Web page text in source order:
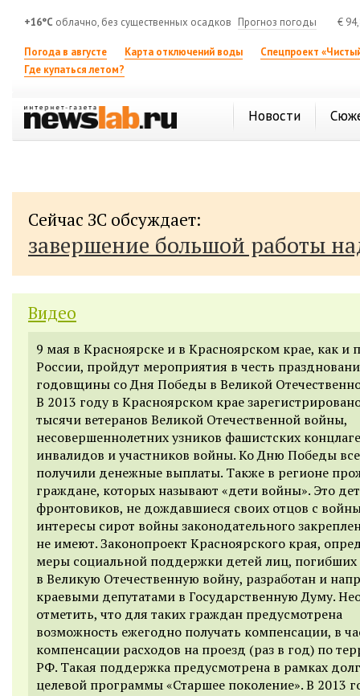
+16°C облачно, без существенных осадков Прогноз погоды €
Погода в августе Карта отключений воды
Спецпроект
Где купаться летом?
Новости
Сейчас ЗС обсуждает:
завершение большой работы
Видео
9 мая в Красноярске и в Красноярском крае, как и
России, пройдут мероприятия в честь
годовщины со Дня Победы в Великой
В 2013 году в Красноярском крае
тысячи ветеранов Великой Отечественной войны,
несовершеннолетних узников фашистских
инвалидов и участников войны. Ко Дню Победы
получили денежные выплаты. Также в регионе
граждане, которых называют «дети войны». Это
фронтовиков, не дождавшиеся своих отцов с
интересы сирот войны законодательного
не имеют. Законопроект Красноярского края,
меры социальной поддержки детей лиц, погибших
в Великую Отечественную войну, разработан и
краевыми депутатами в Государственную Думу.
отметить, что для таких граждан предусмотрена
возможность ежегодно получать компенсации, в
компенсации расходов на проезд (раз в год) по
РФ. Такая поддержка предусмотрена в рамках
целевой программы «Старшее поколение». В 2013